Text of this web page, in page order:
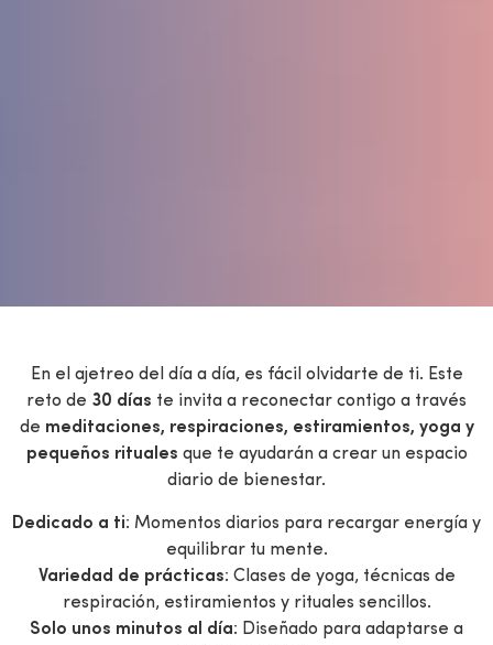
En el ajetreo del día a día, es fácil olvidarte de ti. Este
reto de 30 días te invita a reconectar contigo a través
de meditaciones, respiraciones, estiramientos, yoga y
pequeños rituales que te ayudarán a crear un espacio
diario de bienestar.
Dedicado a ti: Momentos diarios para recargar energía y
equilibrar tu mente.
Variedad de prácticas: Clases de yoga, técnicas de
respiración, estiramientos y rituales sencillos.
Solo unos minutos al día: Diseñado para adaptarse a